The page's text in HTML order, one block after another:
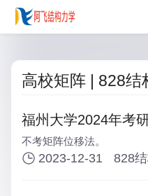
高校矩阵 | 828结
福州大学2024年考
大纲
不考矩阵位移法。
2023-12-31 828